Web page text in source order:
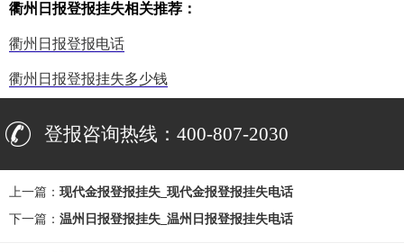
衢州日报登报挂失相关推荐：
衢州日报登报电话
衢州日报登报挂失多少钱
登报咨询热线：400-807-2030
上一篇： 现代金报登报挂失_现代金报登报挂失电话
下一篇： 温州日报登报挂失_温州日报登报挂失电话